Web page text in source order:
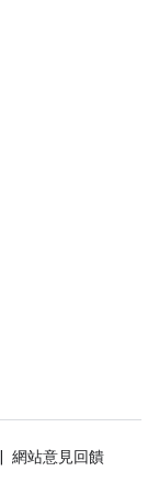
網站意見回饋